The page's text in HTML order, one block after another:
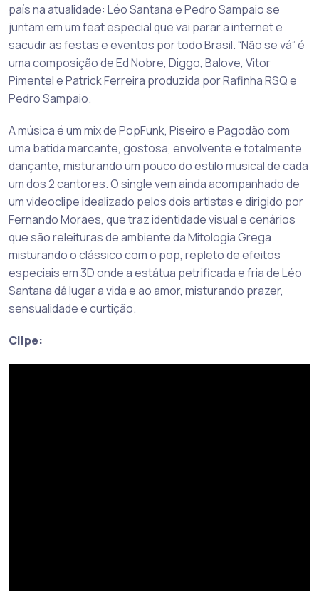
país na atualidade: Léo Santana e Pedro Sampaio se
juntam em um feat especial que vai parar a internet e
sacudir as festas e eventos por todo Brasil. “Não se vá” é
uma composição de Ed Nobre, Diggo, Balove, Vitor
Pimentel e Patrick Ferreira produzida por Rafinha RSQ e
Pedro Sampaio.
A música é um mix de PopFunk, Piseiro e Pagodão com
uma batida marcante, gostosa, envolvente e totalmente
dançante, misturando um pouco do estilo musical de cada
um dos 2 cantores. O single vem ainda acompanhado de
um videoclipe idealizado pelos dois artistas e dirigido por
Fernando Moraes, que traz identidade visual e cenários
que são releituras de ambiente da Mitologia Grega
misturando o clássico com o pop, repleto de efeitos
especiais em 3D onde a estátua petrificada e fria de Léo
Santana dá lugar a vida e ao amor, misturando prazer,
sensualidade e curtição.
Clipe: